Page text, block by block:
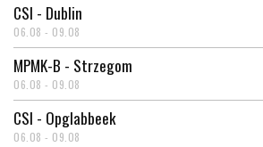
CSI - Dublin
06.08 - 09.08
MPMK-B - Strzegom
06.08 - 09.08
CSI - Opglabbeek
06.08 - 09.08